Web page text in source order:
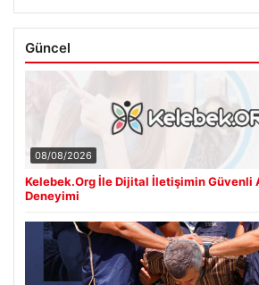
Güncel
08/08/2026
Kelebek.Org İle Dijital İletişimin Güvenli
Deneyimi